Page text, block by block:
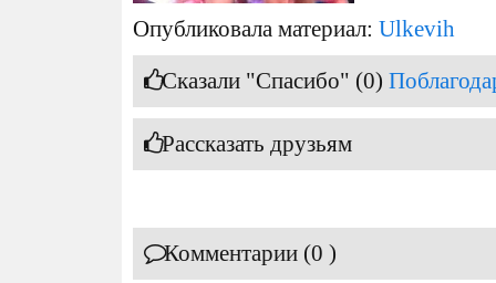
Опубликовала материал: Ulkevih
Сказали "Спасибо" (0)
Рассказать друзьям
Комментарии (0 )